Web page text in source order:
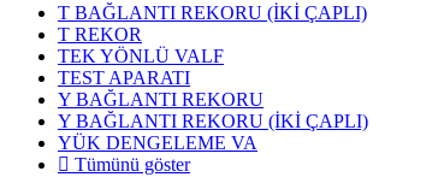
T BAĞLANTI REKORU (İKİ ÇAPLI)
T REKOR
TEK YÖNLÜ VALF
TEST APARATI
Y BAĞLANTI REKORU
Y BAĞLANTI REKORU (İKİ ÇAPLI)
YÜK DENGELEME VA
Tümünü göster